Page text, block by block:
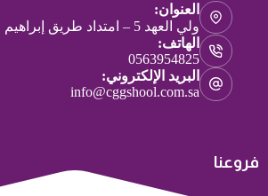
العنوان:
ولي العهد 5 – امتداد طريق إبراهيم الخليل
الهاتف:
0563954825
البريد الإلكتروني:
info@cggshool.com.sa
فروعنا